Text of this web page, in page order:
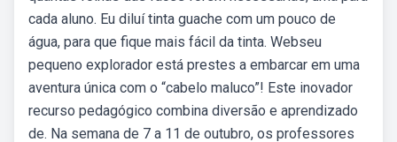
cada aluno. Eu diluí tinta guache com um pouco de
água, para que fique mais fácil da tinta. Webseu
pequeno explorador está prestes a embarcar em uma
aventura única com o “cabelo maluco”! Este inovador
recurso pedagógico combina diversão e aprendizado
de. Na semana de 7 a 11 de outubro, os professores